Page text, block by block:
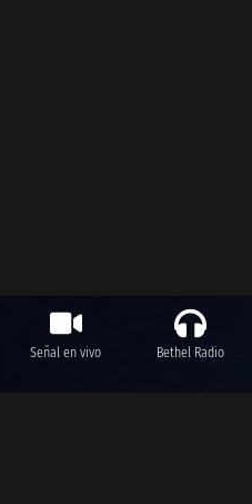
Señal en vivo Bethel Radio